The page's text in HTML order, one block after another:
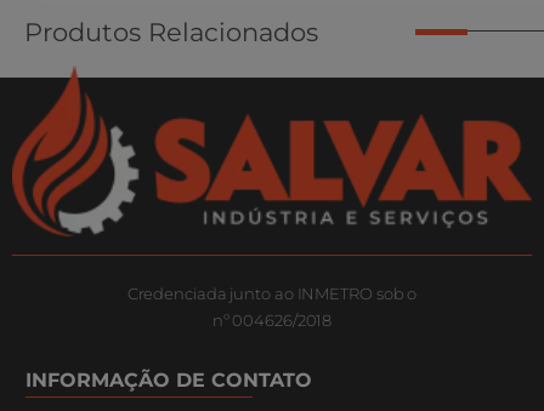
Produtos Relacionados
Credenciada junto ao INMETRO sob o
nº 004626/2018
INFORMAÇÃO DE CONTATO